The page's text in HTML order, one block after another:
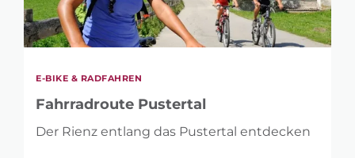
E-BIKE & RADFAHREN
Fahrradroute Pustertal
Der Rienz entlang das Pustertal entdecken